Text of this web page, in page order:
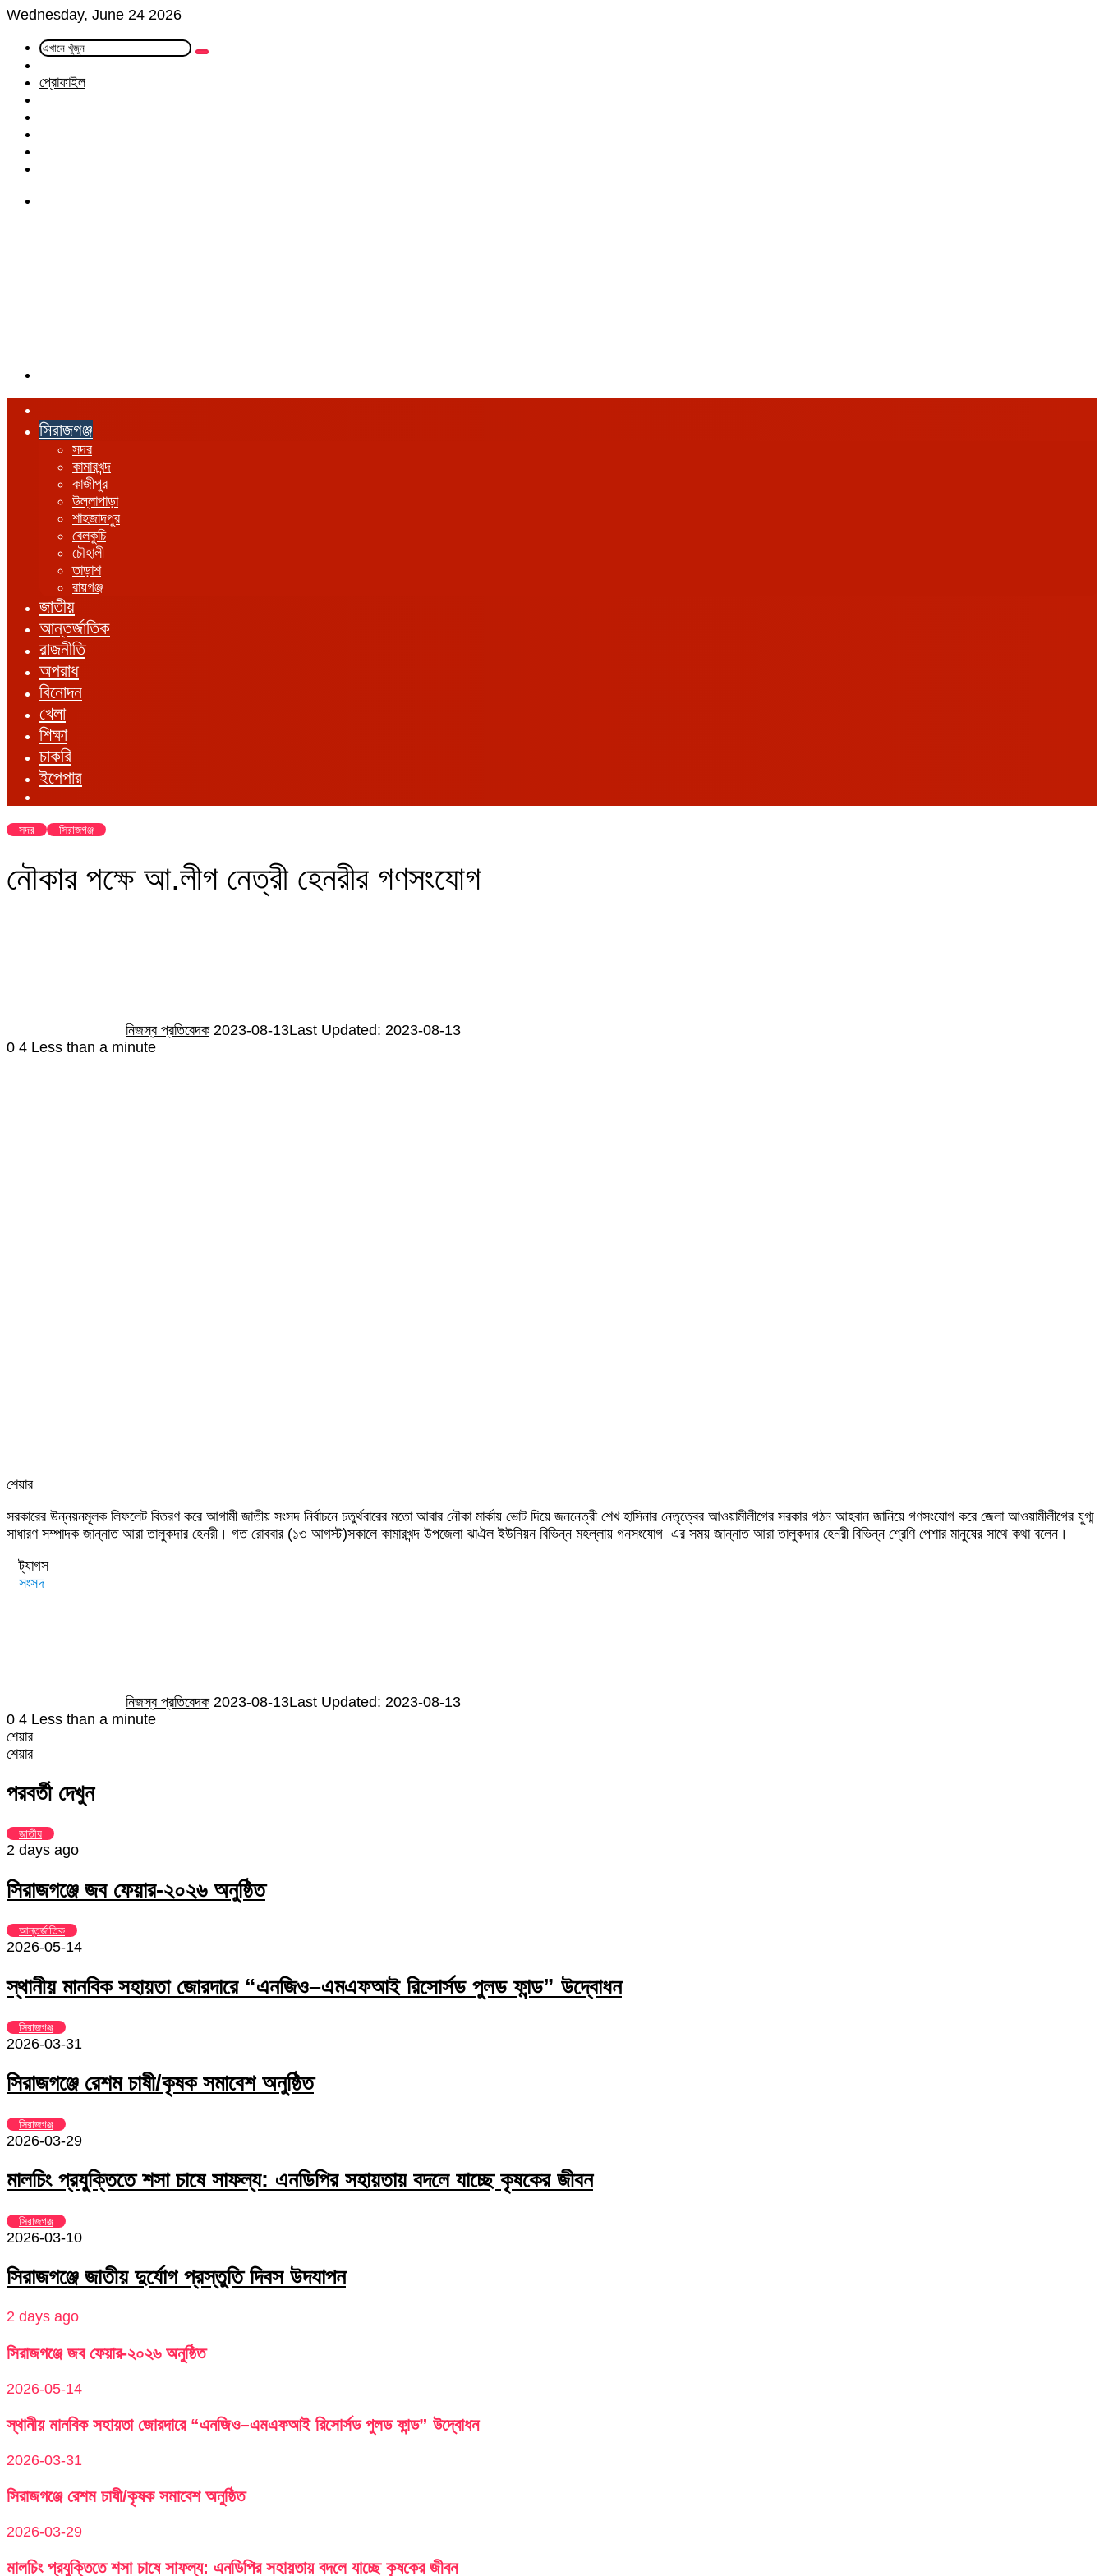
Wednesday, June 24 2026
এখানে
Article
প্রোফাইল
সিরাজগঞ্জ
সদর
কামারখন্দ
কাজীপুর
উল্লাপাড়া
শাহজাদপুর
বেলকুচি
চৌহালী
তাড়াশ
রায়গঞ্জ
জাতীয়
আন্তর্জাতিক
রাজনীতি
অপরাধ
বিনোদন
খেলা
শিক্ষা
চাকরি
ইপেপার
সদর সিরাজগঞ্জ
নৌকার পক্ষে আ.লীগ নেত্রী হেনরীর গণসংযোগ
নিজস্ব প্রতিবেদক 2023-08-13Last Updated: 2023-08-13
0 4 Less than a minute
শেয়ার
via
Email
সরকারের উন্নয়নমূলক লিফলেট বিতরণ করে আগামী জাতীয় সংসদ নির্বাচনে চতুর্থবারের মতো আবার নৌকা মার্কায় ভোট দিয়ে জননেত্রী শেখ হাসিনার নেতৃত্বের আওয়ামীলীগের সরকার গঠন আহবান জানিয়ে গণসংযোগ করে জেলা আওয়ামীলীগের যুগ্ম
সাধারণ সম্পাদক জান্নাত আরা তালুকদার হেনরী। গত রোববার (১৩ আগস্ট)সকালে কামারখন্দ উপজেলা ঝাঐল ইউনিয়ন বিভিন্ন মহল্লায় গনসংযোগ এর সময় জান্নাত আরা তালুকদার হেনরী বিভিন্ন শ্রেণি পেশার মানুষের সাথে কথা বলেন।
ট্যাগস
সংসদ
নিজস্ব প্রতিবেদক 2023-08-13Last Updated: 2023-08-13
0 4 Less than a minute
শেয়ার
Facebook
Twitter
LinkedIn
Skype
Messenger
Messenger
WhatsApp
Telegram
Share
Email
প্রিন্ট
শেয়ার
via
Email
পরবর্তী দেখুন
জাতীয়
2 days ago
সিরাজগঞ্জে জব ফেয়ার-২০২৬ অনুষ্ঠিত
আন্তর্জাতিক
2026-05-14
স্থানীয় মানবিক সহায়তা জোরদারে “এনজিও–এমএফআই রিসোর্সড পুলড ফান্ড” উদ্বোধন
সিরাজগঞ্জ
2026-03-31
সিরাজগঞ্জে রেশম চাষী/কৃষক সমাবেশ অনুষ্ঠিত
সিরাজগঞ্জ
2026-03-29
মালচিং প্রযুক্তিতে শসা চাষে সাফল্য: এনডিপির সহায়তায় বদলে যাচ্ছে কৃষকের জীবন
সিরাজগঞ্জ
2026-03-10
সিরাজগঞ্জে জাতীয় দুর্যোগ প্রস্তুতি দিবস উদযাপন
2 days ago
সিরাজগঞ্জে জব ফেয়ার-২০২৬ অনুষ্ঠিত
2026-05-14
স্থানীয় মানবিক সহায়তা জোরদারে “এনজিও–এমএফআই রিসোর্সড পুলড ফান্ড” উদ্বোধন
2026-03-31
সিরাজগঞ্জে রেশম চাষী/কৃষক সমাবেশ অনুষ্ঠিত
2026-03-29
মালচিং প্রযুক্তিতে শসা চাষে সাফল্য: এনডিপির সহায়তায় বদলে যাচ্ছে কৃষকের জীবন